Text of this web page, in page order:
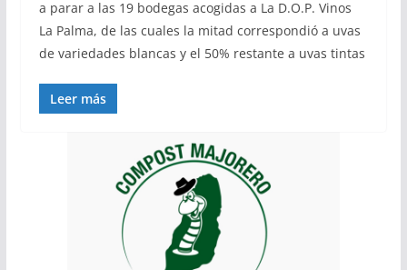
a parar a las 19 bodegas acogidas a La D.O.P. Vinos
La Palma, de las cuales la mitad correspondió a uvas
de variedades blancas y el 50% restante a uvas tintas
Leer más